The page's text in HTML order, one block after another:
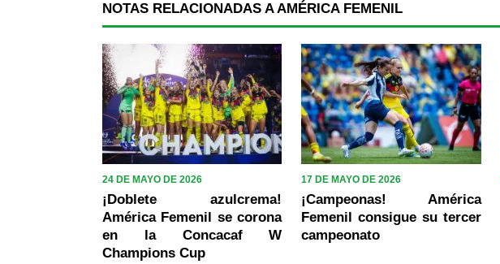
NOTAS RELACIONADAS A AMÉRICA FEMENIL
24 DE MAYO DE 2026
¡Doblete azulcrema!
América Femenil se corona
en la Concacaf W
Champions Cup
17 DE MAYO DE 2026
¡Campeonas! América
Femenil consigue su tercer
campeonato